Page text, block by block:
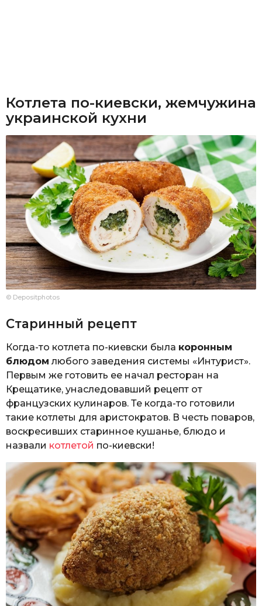
Котлета по-киевски, жемчужина
украинской кухни
© Depositphotos
Старинный рецепт
Когда-то котлета по-киевски была коронным
блюдом любого заведения системы «Интурист».
Первым же готовить ее начал ресторан на
Крещатике, унаследовавший рецепт от
французских кулинаров. Те когда-то готовили
такие котлеты для аристократов. В честь поваров,
воскресивших старинное кушанье, блюдо и
назвали котлетой по-киевски!